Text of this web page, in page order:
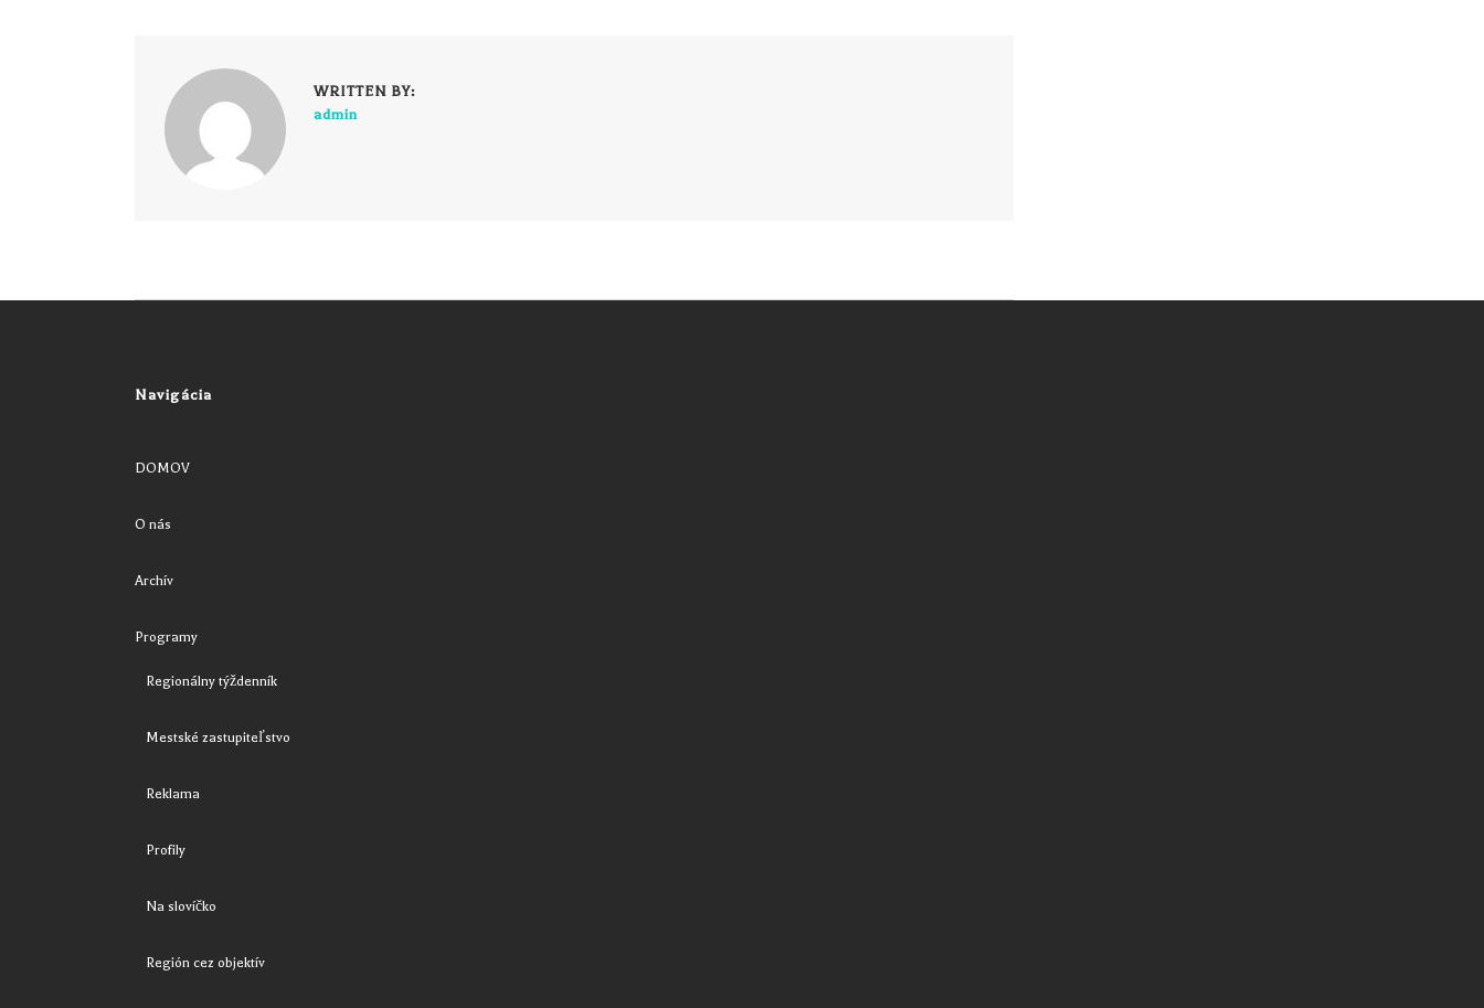
WRITTEN BY:
admin
Navigácia
DOMOV
O nás
Archív
Programy
Regionálny týždenník
Mestské zastupiteľstvo
Reklama
Profily
Na slovíčko
Región cez objektív